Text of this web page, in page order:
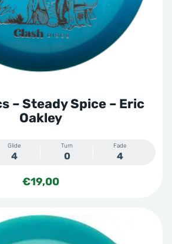
– Steady Spice – Eric
Oakley
Glide
4
Turn
0
Fade
4
€19,00